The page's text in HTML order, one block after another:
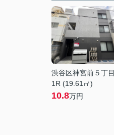
渋谷区神宮前５丁目
1R (19.61㎡)
10.8万円